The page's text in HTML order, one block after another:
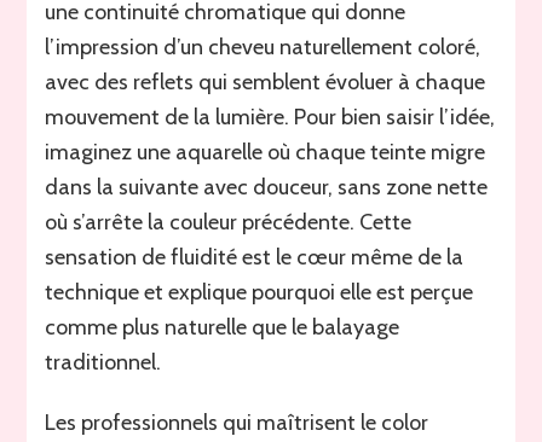
une continuité chromatique qui donne
l’impression d’un cheveu naturellement coloré,
avec des reflets qui semblent évoluer à chaque
mouvement de la lumière. Pour bien saisir l’idée,
imaginez une aquarelle où chaque teinte migre
dans la suivante avec douceur, sans zone nette
où s’arrête la couleur précédente. Cette
sensation de fluidité est le cœur même de la
technique et explique pourquoi elle est perçue
comme plus naturelle que le balayage
traditionnel.
Les professionnels qui maîtrisent le color